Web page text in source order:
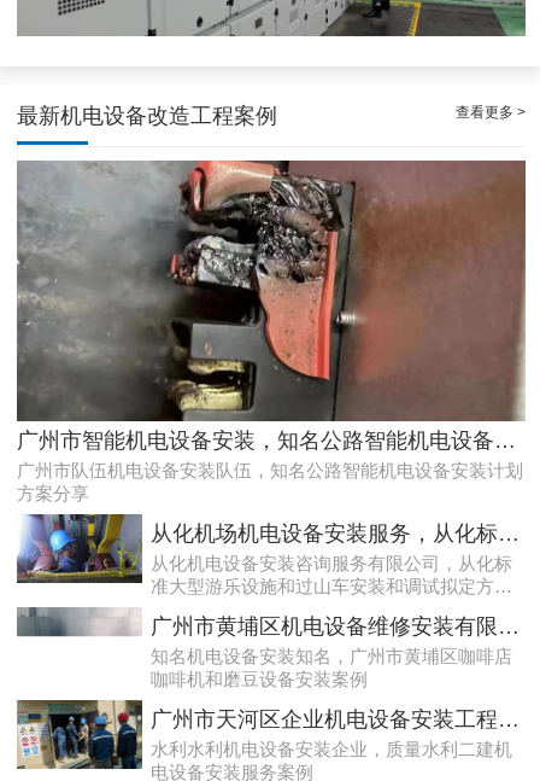
天河配电房预防性试验运行维护案例
最新机电设备改造工程案例 查看更多 >
广州市智能机电设备安装，知名公路智能机电设备安装计划方案分享
广州市队伍机电设备安装队伍，知名公路智能机电设备安装计划
方案分享
从化机场机电设备安装服务，从化标准大型游乐设施和过山车安装和调试拟定方案分享
从化机电设备安装咨询服务有限公司，从化标
准大型游乐设施和过山车安装和调试拟定方案
广州市黄埔区机电设备维修安装有限公司，广州市黄埔区咖啡店咖啡机和磨豆设备安装案例
知名机电设备安装知名，广州市黄埔区咖啡店
咖啡机和磨豆设备安装案例
广州市天河区企业机电设备安装工程，质量水利二建机电设备安装服务案例
水利水利机电设备安装企业，质量水利二建机
电设备安装服务案例